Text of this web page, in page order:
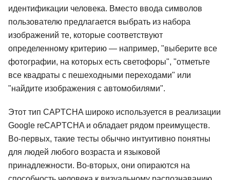
идентификации человека. Вместо ввода символов
пользователю предлагается выбрать из набора
изображений те, которые соответствуют
определенному критерию — например, "выберите все
фотографии, на которых есть светофоры", "отметьте
все квадраты с пешеходными переходами" или
"найдите изображения с автомобилями".
Этот тип CAPTCHA широко используется в реализации
Google reCAPTCHA и обладает рядом преимуществ.
Во-первых, такие тесты обычно интуитивно понятны
для людей любого возраста и языковой
принадлежности. Во-вторых, они опираются на